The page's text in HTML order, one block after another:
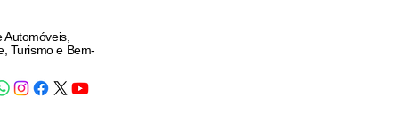
Turismo e Bem-